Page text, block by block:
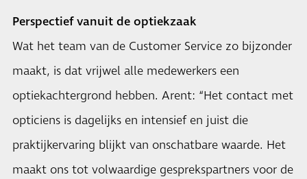
Perspectief vanuit de optiekzaak
Wat het team van de Customer Service zo bijzonder
maakt, is dat vrijwel alle medewerkers een
optiekachtergrond hebben. Arent: “Het contact met
opticiens is dagelijks en intensief en juist die
praktijkervaring blijkt van onschatbare waarde. Het
maakt ons tot volwaardige gesprekspartners voor de